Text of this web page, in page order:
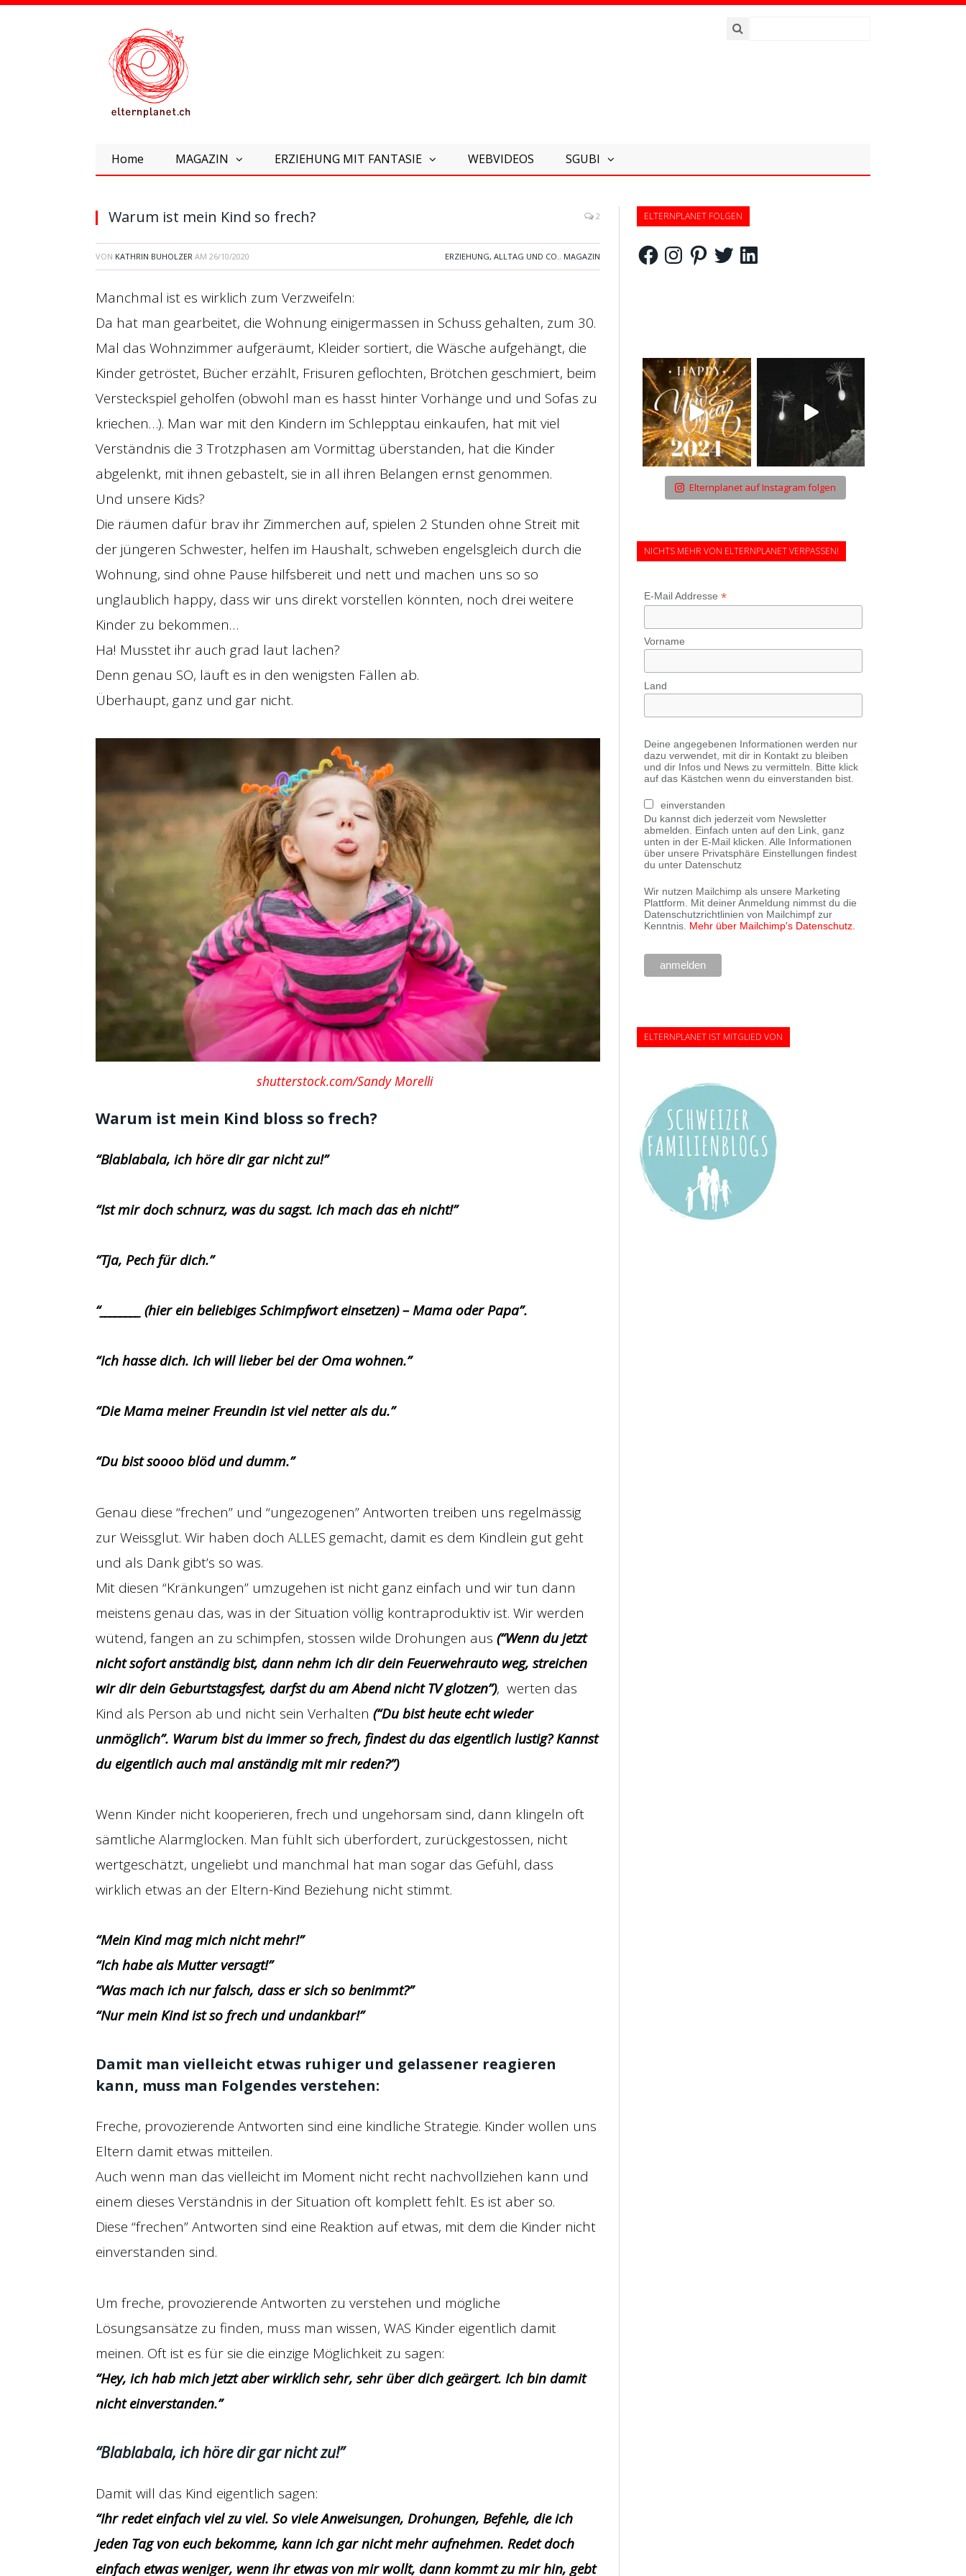
Home MAGAZIN ERZIEHUNG MIT FANTASIE WEBVIDEOS SGUBI
Warum ist mein Kind so frech? 2
VON KATHRIN BUHOLZER AM 26/10/2020 ERZIEHUNG, ALLTAG UND CO., MAGAZIN
Manchmal ist es wirklich zum Verzweifeln:
Da hat man gearbeitet, die Wohnung einigermassen in Schuss gehalten, zum 30.
Mal das Wohnzimmer aufgeräumt, Kleider sortiert, die Wäsche aufgehängt, die
Kinder getröstet, Bücher erzählt, Frisuren geflochten, Brötchen geschmiert, beim
Versteckspiel geholfen (obwohl man es hasst hinter Vorhänge und und Sofas zu
kriechen…). Man war mit den Kindern im Schlepptau einkaufen, hat mit viel
Verständnis die 3 Trotzphasen am Vormittag überstanden, hat die Kinder
abgelenkt, mit ihnen gebastelt, sie in all ihren Belangen ernst genommen.
Und unsere Kids?
Die räumen dafür brav ihr Zimmerchen auf, spielen 2 Stunden ohne Streit mit
der jüngeren Schwester, helfen im Haushalt, schweben engelsgleich durch die
Wohnung, sind ohne Pause hilfsbereit und nett und machen uns so so
unglaublich happy, dass wir uns direkt vorstellen könnten, noch drei weitere
Kinder zu bekommen…
Ha! Musstet ihr auch grad laut lachen?
Denn genau SO, läuft es in den wenigsten Fällen ab.
Überhaupt, ganz und gar nicht.
shutterstock.com/Sandy Morelli
Warum ist mein Kind bloss so frech?
“Blablabala, ich höre dir gar nicht zu!”
“Ist mir doch schnurz, was du sagst. Ich mach das eh nicht!”
“Tja, Pech für dich.”
“________ (hier ein beliebiges Schimpfwort einsetzen) – Mama oder Papa”.
“Ich hasse dich. Ich will lieber bei der Oma wohnen.”
“Die Mama meiner Freundin ist viel netter als du.”
“Du bist soooo blöd und dumm.”
Genau diese “frechen” und “ungezogenen” Antworten treiben uns regelmässig
zur Weissglut. Wir haben doch ALLES gemacht, damit es dem Kindlein gut geht
und als Dank gibt’s so was.
Mit diesen “Kränkungen” umzugehen ist nicht ganz einfach und wir tun dann
meistens genau das, was in der Situation völlig kontraproduktiv ist. Wir werden
wütend, fangen an zu schimpfen, stossen wilde Drohungen aus (“Wenn du jetzt
nicht sofort anständig bist, dann nehm ich dir dein Feuerwehrauto weg, streichen
wir dir dein Geburtstagsfest, darfst du am Abend nicht TV glotzen”), werten das
Kind als Person ab und nicht sein Verhalten (“Du bist heute echt wieder
unmöglich”. Warum bist du immer so frech, findest du das eigentlich lustig? Kannst
du eigentlich auch mal anständig mit mir reden?”)
Wenn Kinder nicht kooperieren, frech und ungehorsam sind, dann klingeln oft
sämtliche Alarmglocken. Man fühlt sich überfordert, zurückgestossen, nicht
wertgeschätzt, ungeliebt und manchmal hat man sogar das Gefühl, dass
wirklich etwas an der Eltern-Kind Beziehung nicht stimmt.
“Mein Kind mag mich nicht mehr!”
“Ich habe als Mutter versagt!”
“Was mach ich nur falsch, dass er sich so benimmt?”
“Nur mein Kind ist so frech und undankbar!”
Damit man vielleicht etwas ruhiger und gelassener reagieren
kann, muss man Folgendes verstehen:
Freche, provozierende Antworten sind eine kindliche Strategie. Kinder wollen uns
Eltern damit etwas mitteilen.
Auch wenn man das vielleicht im Moment nicht recht nachvollziehen kann und
einem dieses Verständnis in der Situation oft komplett fehlt. Es ist aber so.
Diese “frechen” Antworten sind eine Reaktion auf etwas, mit dem die Kinder nicht
einverstanden sind.
Um freche, provozierende Antworten zu verstehen und mögliche
Lösungsansätze zu finden, muss man wissen, WAS Kinder eigentlich damit
meinen. Oft ist es für sie die einzige Möglichkeit zu sagen:
“Hey, ich hab mich jetzt aber wirklich sehr, sehr über dich geärgert. Ich bin damit
nicht einverstanden.”
“Blablabala, ich höre dir gar nicht zu!”
Damit will das Kind eigentlich sagen:
“Ihr redet einfach viel zu viel. So viele Anweisungen, Drohungen, Befehle, die ich
jeden Tag von euch bekomme, kann ich gar nicht mehr aufnehmen. Redet doch
einfach etwas weniger, wenn ihr etwas von mir wollt, dann kommt zu mir hin, gebt
ELTERNPLANET FOLGEN
FacebookInstagramPinterestTwitterLinkedIn
Elternplanet auf Instagram folgen
NICHTS MEHR VON ELTERNPLANET VERPASSEN!
E-Mail Addresse *
Vorname
Land
Deine angegebenen Informationen werden nur
dazu verwendet, mit dir in Kontakt zu bleiben
und dir Infos und News zu vermitteln. Bitte klick
auf das Kästchen wenn du einverstanden bist.
einverstanden
Du kannst dich jederzeit vom Newsletter
abmelden. Einfach unten auf den Link, ganz
unten in der E-Mail klicken. Alle Informationen
über unsere Privatsphäre Einstellungen findest
du unter Datenschutz
Wir nutzen Mailchimp als unsere Marketing
Plattform. Mit deiner Anmeldung nimmst du die
Datenschutzrichtlinien von Mailchimpf zur
Kenntnis. Mehr über Mailchimp's Datenschutz.
ELTERNPLANET IST MITGLIED VON